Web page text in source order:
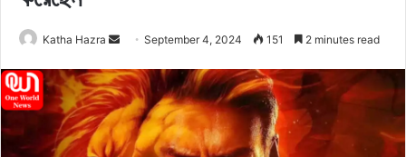
Katha Hazra
n
d
a
n
September 4, 2024 151 2 minutes read